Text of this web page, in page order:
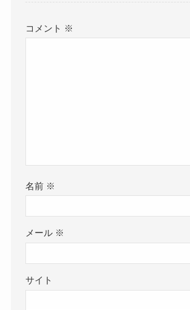
コメント ※
名前 ※
メール ※
サイト